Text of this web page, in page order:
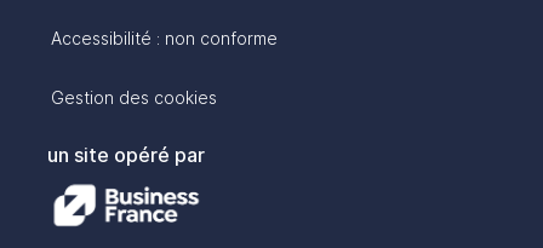
Accessibilité : non conforme
Gestion des cookies
un site opéré par